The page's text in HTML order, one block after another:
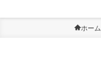
ホーム